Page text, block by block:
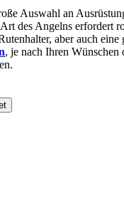
Auswahl an
des Angelns erfordert
aber auch
, je nach Ihren Wünschen